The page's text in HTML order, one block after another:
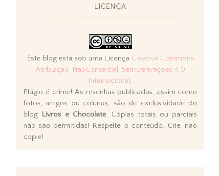
LICENÇA
Este blog está sob uma Licença Creative Commons
Atribuição-NãoComercial-SemDerivações 4.0
Internacional .
Plágio é crime! As resenhas publicadas, assim como
fotos, artigos ou colunas, são de exclusividade do
blog Livros e Chocolate. Cópias totais ou parciais
não são permitidas! Respeite o conteúdo. Crie, não
copie!